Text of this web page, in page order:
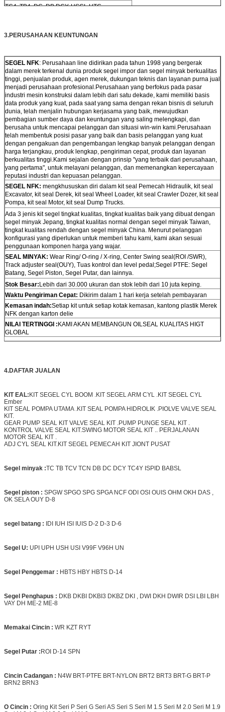
TC4, TB4, DC, DB,DCY, HSCL,HTC
HNBR
3.PERUSAHAAN KEUNTUNGAN
SEGEL NFK: Perusahaan line didirikan pada tahun 1998 yang bergerak
dalam merek terkenal dunia produk segel impor dan segel minyak berkualitas
tinggi, penjualan produk, agen merek, dukungan teknis dan layanan purna jual
menjadi perusahaan profesional.Perusahaan yang berfokus pada pasar
industri mesin konstruksi dalam lebih dari satu dekade, kami memiliki basis
data produk yang kuat, pada saat yang sama dengan rekan bisnis di seluruh
dunia, telah menjalin hubungan kerjasama yang baik, mewujudkan
pembagian sumber daya dan keuntungan yang saling melengkapi, dan
berusaha untuk mencapai pelanggan dan situasi win-win kami.Perusahaan
telah membentuk posisi pasar yang baik dan basis pelanggan yang kuat
dengan pengakuan dan pengembangan lengkap banyak pelanggan dengan
harga terjangkau, produk lengkap, pengiriman cepat, produk dan layanan
berkualitas tinggi.Kami sejalan dengan prinsip "yang terbaik dari perusahaan,
yang pertama", untuk melayani pelanggan, dan memenangkan kepercayaan
reputasi industri dan kepuasan pelanggan.
SEGEL NFK: mengkhususkan diri dalam kit seal Pemecah Hidraulik, kit seal
Excavator, kit seal Derek, kit seal Wheel Loader, kit seal Crawler Dozer, kit seal
Pompa, kit seal Motor, kit seal Dump Trucks.
Ada 3 jenis kit segel tingkat kualitas, tingkat kualitas baik yang dibuat dengan
segel minyak Jepang, tingkat kualitas normal dengan segel minyak Taiwan,
tingkat kualitas rendah dengan segel minyak China. Menurut pelanggan
konfigurasi yang diperlukan untuk memberi tahu kami, kami akan sesuai
penggunaan komponen harga yang wajar.
SEAL MINYAK: Wear Ring/ O-ring / X-ring, Center Swing seal(ROI /SWR),
Track adjuster seal(OUY), Tuas kontrol dan level pedal;Segel PTFE: Segel
Batang, Segel Piston, Segel Putar, dan lainnya.
Stok Besar:Lebih dari 30.000 ukuran dan stok lebih dari 10 juta keping.
Waktu Pengiriman Cepat: Dikirim dalam 1 hari kerja setelah pembayaran
Kemasan indah:Setiap kit untuk setiap kotak kemasan, kantong plastik Merek
NFK dengan karton delie
NILAI TERTINGGI :KAMI AKAN MEMBANGUN OILSEAL KUALITAS HIGT
GLOBAL
4.DAFTAR JUALAN
KIT EAL:KIT SEGEL CYL BOOM .KIT SEGEL ARM CYL .KIT SEGEL CYL
Ember
KIT SEAL POMPA UTAMA .KIT SEAL POMPA HIDROLIK .PIOLVE VALVE SEAL
KIT.
GEAR PUMP SEAL KIT VALVE SEAL KIT .PUMP PUNGE SEAL KIT .
KONTROL VALVE SEAL KIT.SWING MOTOR SEAL KIT .. PERJALANAN
MOTOR SEAL KIT .
ADJ CYL SEAL KIT.KIT SEGEL PEMECAH KIT JIONT PUSAT
Segel minyak :TC TB TCV TCN DB DC DCY TC4Y ISPID BABSL
Segel piston : SPGW SPGO SPG SPGA NCF ODI OSI OUIS OHM OKH DAS ,
OK SELA OUY D-8
segel batang : IDI IUH ISI IUIS D-2 D-3 D-6
Segel U: UPI UPH USH USI V99F V96H UN
Segel Penggemar : HBTS HBY HBTS D-14
Segel Penghapus : DKB DKBI DKBI3 DKBZ DKI , DWI DKH DWIR DSI LBI LBH
VAY DH ME-2 ME-8
Memakai Cincin : WR KZT RYT
Segel Putar :ROI D-14 SPN
Cincin Cadangan : N4W BRT-PTFE BRT-NYLON BRT2 BRT3 BRT-G BRT-P
BRN2 BRN3
O Cincin : Oring Kit Seri P Seri G Seri AS Seri S Seri M 1.5 Seri M 2.0 Seri M 1.9